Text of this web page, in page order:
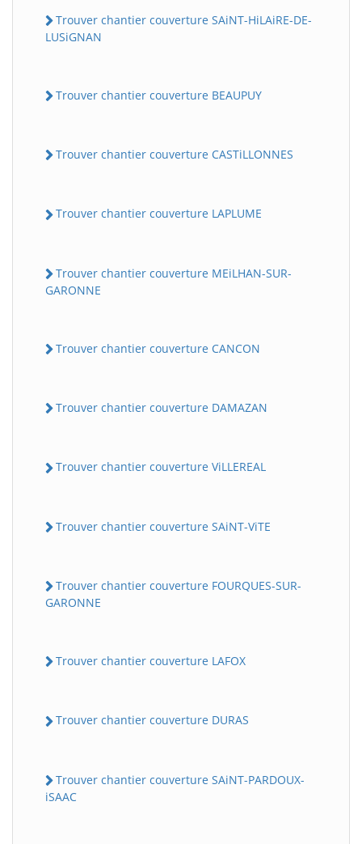
Trouver chantier couverture SAiNT-HiLAiRE-DE-
LUSiGNAN
Trouver chantier couverture BEAUPUY
Trouver chantier couverture CASTiLLONNES
Trouver chantier couverture LAPLUME
Trouver chantier couverture MEiLHAN-SUR-
GARONNE
Trouver chantier couverture CANCON
Trouver chantier couverture DAMAZAN
Trouver chantier couverture ViLLEREAL
Trouver chantier couverture SAiNT-ViTE
Trouver chantier couverture FOURQUES-SUR-
GARONNE
Trouver chantier couverture LAFOX
Trouver chantier couverture DURAS
Trouver chantier couverture SAiNT-PARDOUX-
iSAAC